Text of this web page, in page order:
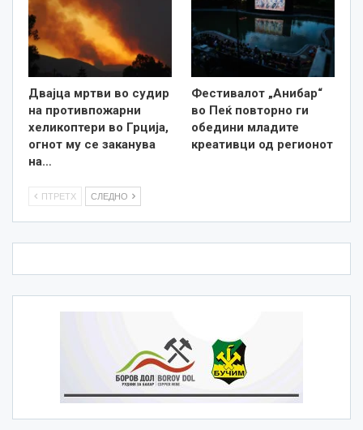
Двајца мртви во судир
на противпожарни
хеликоптери во Грција,
огнот му се заканува
на…
Фестивалот „Анибар“
во Пеќ повторно ги
обедини младите
креативци од регионот
ПТРЕТХ СЛЕДНО